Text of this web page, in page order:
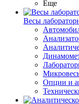
Еще
Весы
Опции и